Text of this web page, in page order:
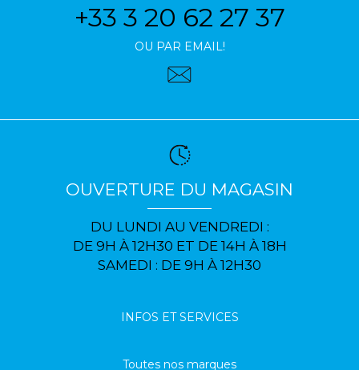
+33 3 20 62 27 37
OU PAR EMAIL!
OUVERTURE DU MAGASIN
DU LUNDI AU VENDREDI :
DE 9H À 12H30 ET DE 14H À 18H
SAMEDI : DE 9H À 12H30
INFOS ET SERVICES
Toutes nos marques